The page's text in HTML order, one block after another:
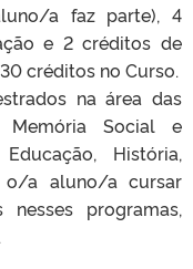
a faz parte), 4
e 2 créditos de
créditos no Curso.
na área das
Memória Social e
História,
o/a aluno/a cursar
programas,